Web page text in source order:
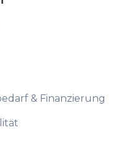
& Finanzierung